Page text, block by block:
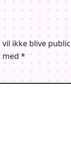
ikke blive
*